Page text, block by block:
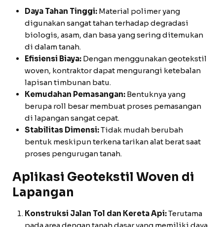
Daya Tahan Tinggi: Material polimer yang
digunakan sangat tahan terhadap degradasi
biologis, asam, dan basa yang sering ditemukan
di dalam tanah.
Efisiensi Biaya: Dengan menggunakan geotekstil
woven, kontraktor dapat mengurangi ketebalan
lapisan timbunan batu.
Kemudahan Pemasangan: Bentuknya yang
berupa roll besar membuat proses pemasangan
di lapangan sangat cepat.
Stabilitas Dimensi:Tidak mudah berubah
bentuk meskipun terkena tarikan alat berat saat
proses pengurugan tanah.
Aplikasi Geotekstil Woven di
Lapangan
Konstruksi Jalan Tol dan Kereta Api:Terutama